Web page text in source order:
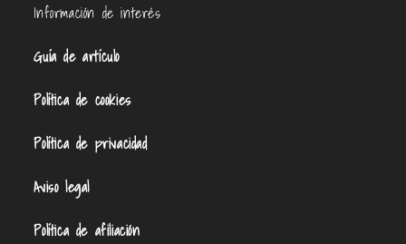
Información de interés
Guía de artículo
Política de cookies
Política de privacidad
Aviso legal
Política de afiliación